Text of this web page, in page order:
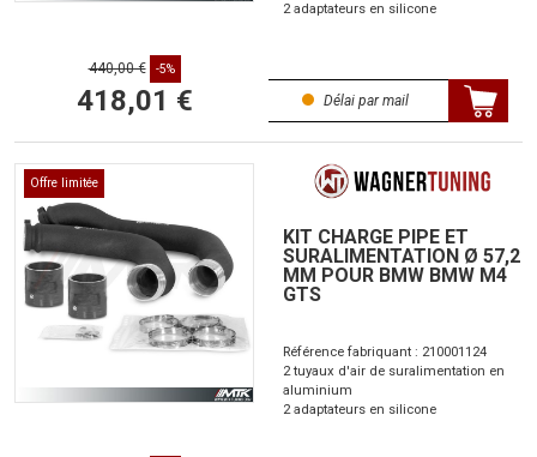
2 adaptateurs en silicone
440,00 € -5%
418,01 € Délai par mail
Offre limitée
KIT CHARGE PIPE ET
SURALIMENTATION Ø 57,2
MM POUR BMW BMW M4
GTS
Référence fabriquant : 210001124
2 tuyaux d'air de suralimentation en
aluminium
2 adaptateurs en silicone